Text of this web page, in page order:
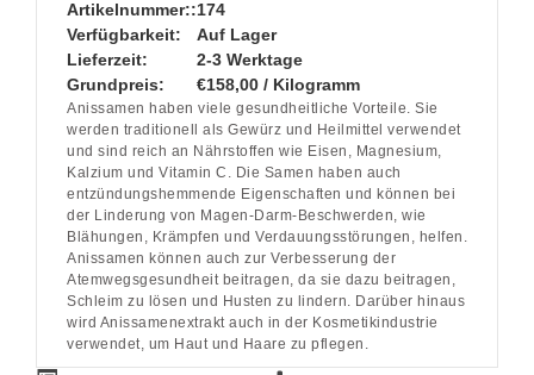
Artikelnummer::174
Verfügbarkeit:
Auf Lager
Lieferzeit:
2-3 Werktage
Grundpreis:
€158,00 / Kilogramm
Anissamen haben viele gesundheitliche Vorteile. Sie
werden traditionell als Gewürz und Heilmittel verwendet
und sind reich an Nährstoffen wie Eisen, Magnesium,
Kalzium und Vitamin C. Die Samen haben auch
entzündungshemmende Eigenschaften und können bei
der Linderung von Magen-Darm-Beschwerden, wie
Blähungen, Krämpfen und Verdauungsstörungen, helfen.
Anissamen können auch zur Verbesserung der
Atemwegsgesundheit beitragen, da sie dazu beitragen,
Schleim zu lösen und Husten zu lindern. Darüber hinaus
wird Anissamenextrakt auch in der Kosmetikindustrie
verwendet, um Haut und Haare zu pflegen.